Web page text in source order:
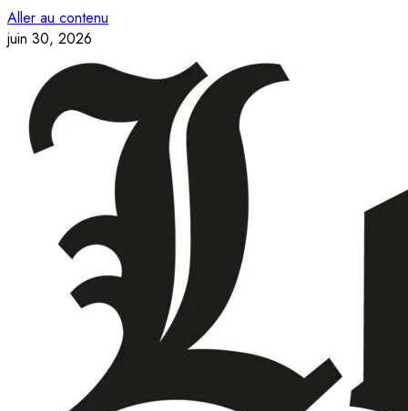
Aller au contenu
juin 30, 2026